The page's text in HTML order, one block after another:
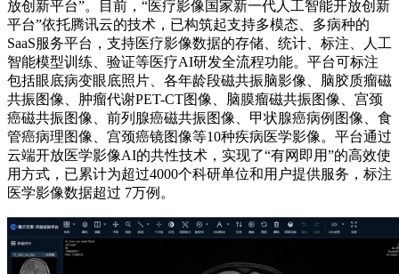
放创新平台”。目前，“医疗影像国家新一代人工智能开放创新
平台”依托腾讯云的技术，已构筑起支持多模态、多病种的
SaaS服务平台，支持医疗影像数据的存储、统计、标注、人工
智能模型训练、验证等医疗AI研发全流程功能。平台可标注
包括眼底病变眼底照片、各年龄段磁共振脑影像、脑胶质瘤磁
共振图像、肿瘤代谢PET-CT图像、脑膜瘤磁共振图像、宫颈
癌磁共振图像、前列腺癌磁共振图像、甲状腺癌病例图像、食
管癌病理图像、宫颈癌镜图像等10种疾病医学影像。平台通过
云端开放医学影像AI的共性技术，实现了“有网即用”的高效使
用方式，已累计为超过4000个科研单位和用户提供服务，标注
医学影像数据超过 7万例。